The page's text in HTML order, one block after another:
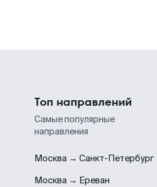
Топ направлений
Самые популярные
направления
Москва → Санкт-Петербург
Москва → Ереван